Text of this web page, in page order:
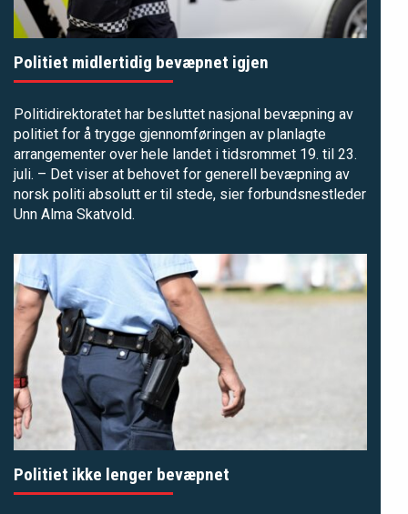
Politiet midlertidig bevæpnet igjen
Politidirektoratet har besluttet nasjonal bevæpning av
politiet for å trygge gjennomføringen av planlagte
arrangementer over hele landet i tidsrommet 19. til 23.
juli. – Det viser at behovet for generell bevæpning av
norsk politi absolutt er til stede, sier forbundsnestleder
Unn Alma Skatvold.
Politiet ikke lenger bevæpnet